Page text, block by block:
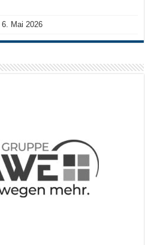
6. Mai 2026